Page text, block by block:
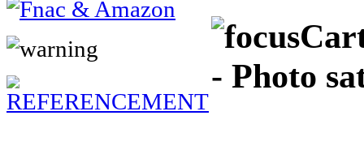
- Photo